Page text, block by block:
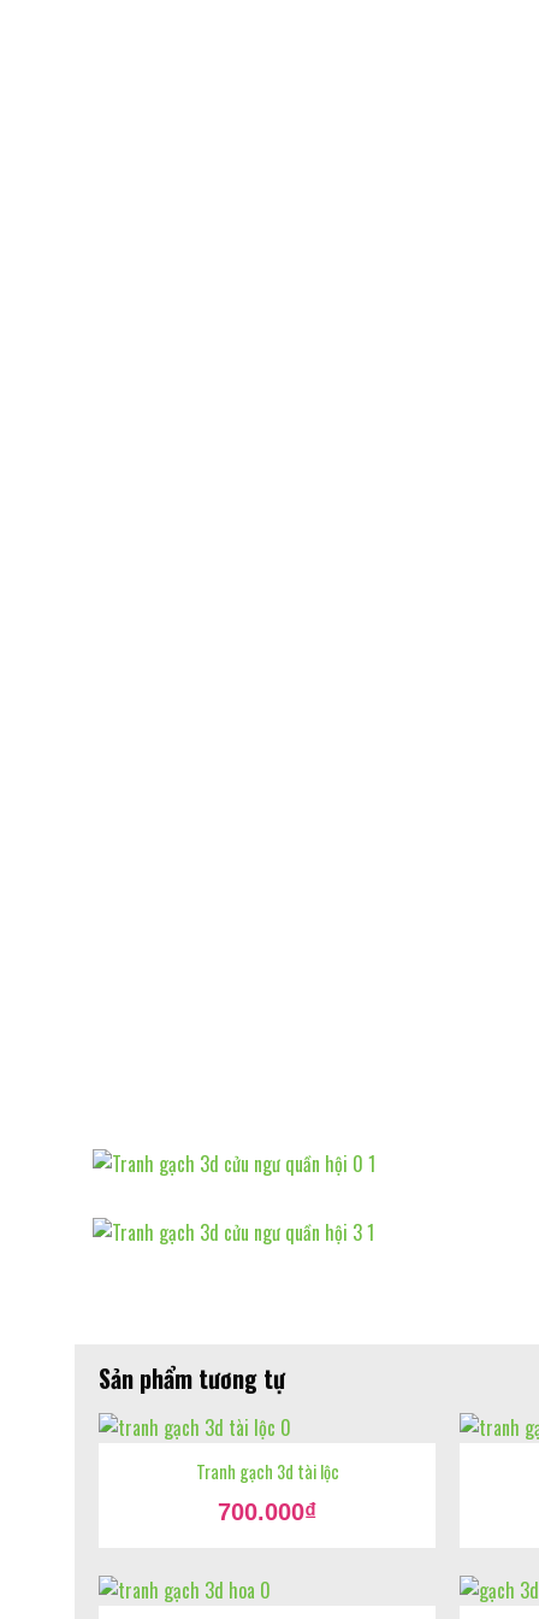
Sản phẩm tương tự
Tranh gạch 3d tài lộc
Giá
gốc
700.000₫
là:
700.000₫.